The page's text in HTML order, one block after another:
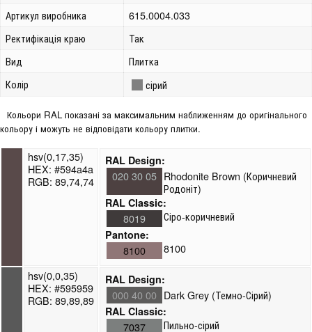
Артикул виробника
615.0004.033
Ректифікація краю
Так
Вид
Плитка
Колір
сірий
Кольори RAL показані за максимальним наближенням до оригінального
кольору і можуть не відповідати кольору плитки.
hsv(0,17,35)
HEX: #594a4a
RGB: 89,74,74
RAL Design:
020 30 05 Rhodonite Brown (Коричневий
Родоніт)
RAL Classic:
8019 Сіро-коричневий
Pantone:
8100
8100
hsv(0,0,35)
HEX: #595959
RGB: 89,89,89
RAL Design:
000 40 00 Dark Grey (Темно-Сірий)
RAL Classic:
7037 Пильно-сірий